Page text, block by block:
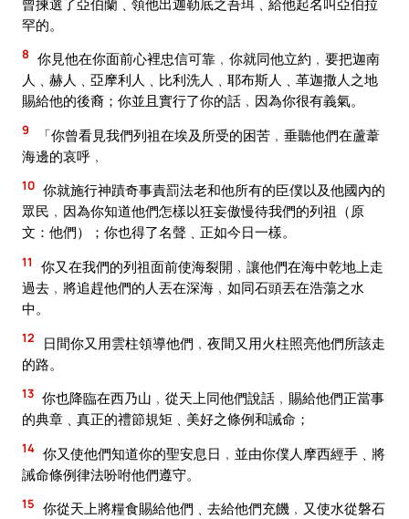
罕的。
8 你見他在你面前心裡忠信可靠﹐你就同他立約﹐要把迦南
人﹑赫人﹑亞摩利人﹑比利洗人﹑耶布斯人﹑革迦撒人之地
賜給他的後裔；你並且實行了你的話﹐因為你很有義氣。
9
「你曾看見我們列祖在埃及所受的困苦﹐垂聽他們在蘆葦
海邊的哀呼﹐
10 你就施行神蹟奇事責罰法老和他所有的臣僕以及他國內的
眾民﹐因為你知道他們怎樣以狂妄傲慢待我們的列祖（原
文：他們）；你也得了名聲﹑正如今日一樣。
11
你又在我們的列祖面前使海裂開﹐讓他們在海中乾地上走
過去﹐將追趕他們的人丟在深海﹐如同石頭丟在浩蕩之水
中。
12
日間你又用雲柱領導他們﹐夜間又用火柱照亮他們所該走
的路。
13 你也降臨在西乃山﹐從天上同他們說話﹐賜給他們正當事
的典章﹑真正的禮節規矩﹑美好之條例和誡命；
14 你又使他們知道你的聖安息日﹐並由你僕人摩西經手﹑將
誡命條例律法吩咐他們遵守。
15 你從天上將糧食賜給他們﹑去給他們充饑﹐又使水從磐石